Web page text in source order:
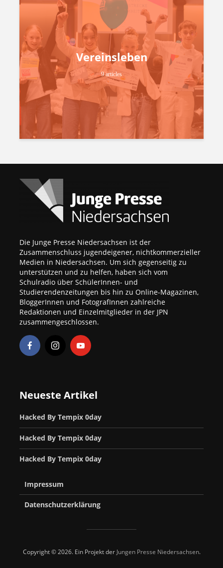
Vereinsleben
9 articles
Die Junge Presse Niedersachsen ist der
Zusammenschluss jugendeigener, nichtkommerzieller
Medien in Niedersachsen. Um sich gegenseitig zu
unterstützen und zu helfen, haben sich vom
Schulradio über SchülerInnen- und
Studierendenzeitungen bis hin zu Online-Magazinen,
BloggerInnen und FotografInnen zahlreiche
Redaktionen und Einzelmitglieder in der JPN
zusammengeschlossen.
Neueste Artikel
Hacked By Tempix 0day
Hacked By Tempix 0day
Hacked By Tempix 0day
Impressum
Datenschutzerklärung
Copyright © 2026. Ein Projekt der Jungen Presse Niedersachsen.